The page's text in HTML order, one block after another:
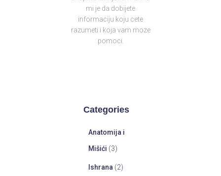
mi je da dobijete
informaciju koju cete
razumeti i koja vam moze
pomoci.
Categories
Anatomija i
Mišići (3)
Ishrana (2)